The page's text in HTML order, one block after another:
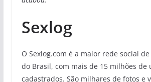
Sexlog
O Sexlog.com é a maior rede social
do Brasil, com mais de 15 milhões de
cadastrados. São milhares de fotos e